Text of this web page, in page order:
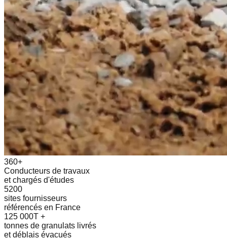
360+
Conducteurs de travaux
et chargés d'études
5200
sites fournisseurs
référencés en France
125 000T +
tonnes de granulats livrés
et déblais évacués